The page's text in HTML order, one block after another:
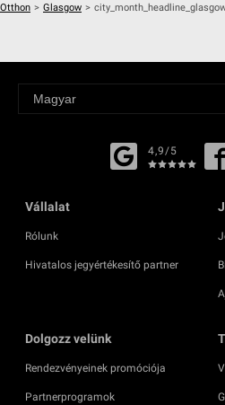
Otthon > Glasgow >
4,9/5
Vállalat
Rólunk
Hivatalos jegyértékesítő partner
Dolgozz velünk
Rendezvényeinek promóciója
Partnerprogramok